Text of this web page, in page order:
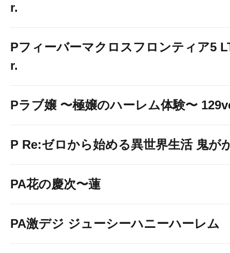
r.
Pフィーバーマクロスフロンティア5
r.
Pラブ嬢 〜極嬢のハーレム体験〜
P Re:ゼロから始める異世界生活 鬼が
PA花の慶次〜蓮
PA激デジ ジューシーハニーハーレム